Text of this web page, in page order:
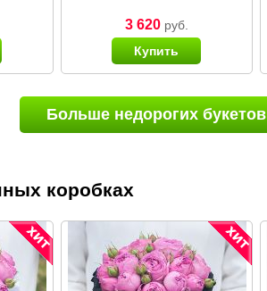
3 620руб.
Купить
Больше недорогих букетов
коробках